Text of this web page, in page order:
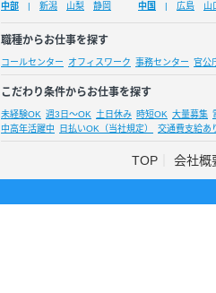
中部
新潟 山梨 静岡 中国 広島 山
職種からお仕事を探す
コールセンター オフィスワーク 事務センター 官公
こだわり条件からお仕事を探す
未経験OK 週3日～OK 土日休み 時短OK 大量募集
中高年活躍中
日払いOK（当社規定） 交通費支給あ
TOP 会社概